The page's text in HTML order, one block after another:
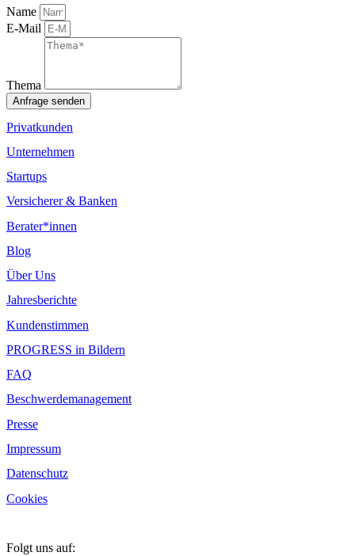
Name
E-Mail
Thema
Anfrage senden
Privatkunden
Unternehmen
Startups
Versicherer & Banken
Berater*innen
Blog
Über Uns
Jahresberichte
Kundenstimmen
PROGRESS in Bildern
FAQ
Beschwerdemanagement
Presse
Impressum
Datenschutz
Cookies
Folgt uns auf: